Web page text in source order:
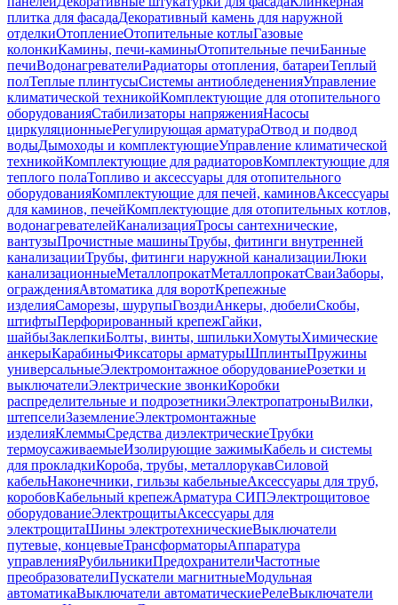
плитка для фасадаДекоративный камень для наружной
отделкиОтоплениеОтопительные котлыГазовые
колонкиКамины, печи-каминыОтопительные печиБанные
печиВодонагревателиРадиаторы отопления, батареиТеплый
полТеплые плинтусыСистемы антиобледененияУправление
климатической техникойКомплектующие для отопительного
оборудованияСтабилизаторы напряженияНасосы
циркуляционныеРегулирующая арматураОтвод и подвод
водыДымоходы и комплектующиеУправление климатической
техникойКомплектующие для радиаторовКомплектующие для
теплого полаТопливо и аксессуары для отопительного
оборудованияКомплектующие для печей, каминовАксессуары
для каминов, печейКомплектующие для отопительных котлов,
водонагревателейКанализацияТросы сантехнические,
вантузыПрочистные машиныТрубы, фитинги внутренней
канализацииТрубы, фитинги наружной канализацииЛюки
канализационныеМеталлопрокатМеталлопрокатСваиЗаборы,
огражденияАвтоматика для воротКрепежные
изделияСаморезы, шурупыГвоздиАнкеры, дюбелиСкобы,
штифтыПерфорированный крепежГайки,
шайбыЗаклепкиБолты, винты, шпилькиХомутыХимические
анкерыКарабиныФиксаторы арматурыШплинтыПружины
универсальныеЭлектромонтажное оборудованиеРозетки и
выключателиЭлектрические звонкиКоробки
распределительные и подрозетникиЭлектропатроныВилки,
штепселиЗаземлениеЭлектромонтажные
изделияКлеммыСредства диэлектрическиеТрубки
термоусаживаемыеИзолирующие зажимыКабель и системы
для прокладкиКороба, трубы, металлорукавСиловой
кабельНаконечники, гильзы кабельныеАксессуары для труб,
коробовКабельный крепежАрматура СИПЭлектрощитовое
оборудованиеЭлектрощитыАксессуары для
электрощитаШины электротехническиеВыключатели
путевые, концевыеТрансформаторыАппаратура
управленияРубильникиПредохранителиЧастотные
преобразователиПускатели магнитныеМодульная
автоматикаВыключатели автоматическиеРелеВыключатели